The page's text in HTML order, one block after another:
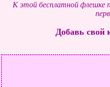
К этой бесплатной флешке
Добавь свой